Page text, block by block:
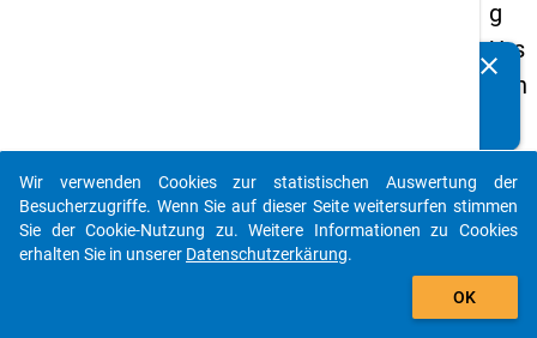
g
Urs
ach
der
Stu
die
clear
auto_stories
add_shopping_cart
Wir verwenden Cookies zur statistischen Auswertung der
Besucherzugriffe. Wenn Sie auf dieser Seite weitersurfen stimmen
Sie der Cookie-Nutzung zu. Weitere Informationen zu Cookies
erhalten Sie in unserer Datenschutzerkärung.
OK